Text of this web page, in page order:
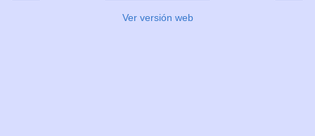
Ver versión web